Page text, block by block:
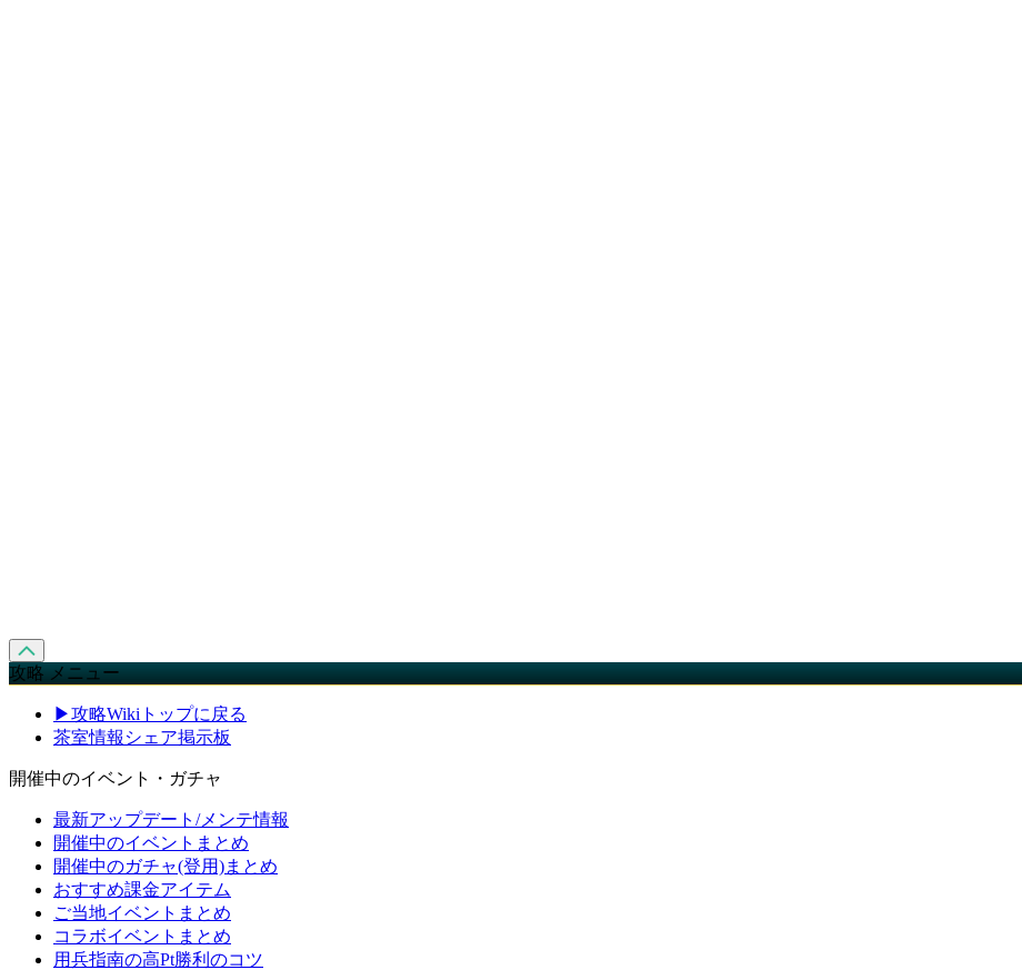
攻略 メニュー
▶攻略Wikiトップに戻る
茶室情報シェア掲示板
開催中のイベント・ガチャ
最新アップデート/メンテ情報
開催中のイベントまとめ
開催中のガチャ(登用)まとめ
おすすめ課金アイテム
ご当地イベントまとめ
コラボイベントまとめ
用兵指南の高Pt勝利のコツ